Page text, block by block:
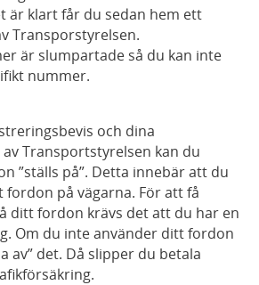
är klart får du sedan hem ett
Transporstyrelsen.
är slumpartade så du kan inte
nummer.
och dina
Transportstyrelsen kan du
”ställs på”. Detta innebär att du
på vägarna. För att få
ditt fordon krävs det att du har en
Om du inte använder ditt fordon
av” det. Då slipper du betala